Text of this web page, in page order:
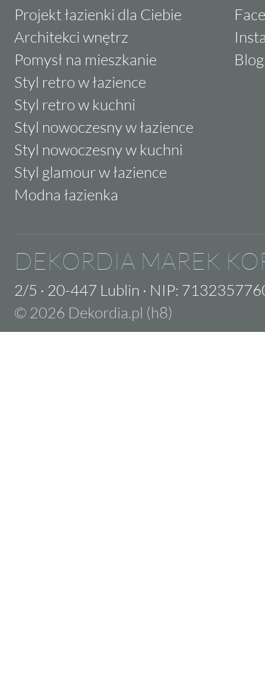
Projekt łazienki dla Ciebie
Architekci wnętrz
Pomysł na mieszkanie
Styl retro w łazience
Styl retro w kuchni
Styl nowoczesny w łazience
Styl nowoczesny w kuchni
Styl glamour w łazience
Modna łazienka
Blog
DEKORDIA MAREK
2/5 · 20-447 Lublin · NIP:
© 2026 Dekordia.pl (h8)